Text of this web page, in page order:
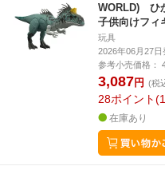
WORLD) ひ
子供向けフ
玩具
2026年06月27日
参考小売価格：
3,087円 (税
28ポイント
在庫あり